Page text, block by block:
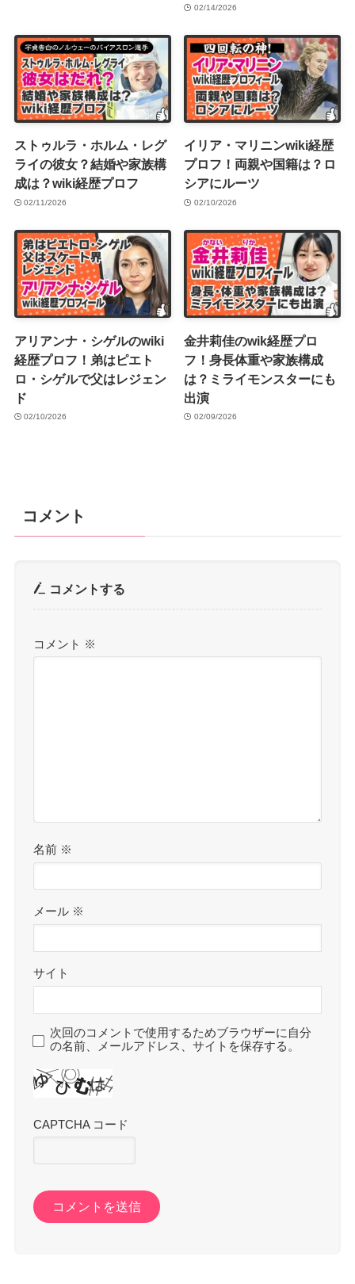
02/14/2026
ストゥルラ・ホルム・レグ
ライの彼女？結婚や家族構
成は？wiki経歴プロフ
02/11/2026
イリア・マリニンwiki経歴
プロフ！両親や国籍は？ロ
シアにルーツ
02/10/2026
アリアンナ・シゲルのwiki
経歴プロフ！弟はピエト
ロ・シゲルで父はレジェン
ド
02/10/2026
金井莉佳のwik経歴プロ
フ！身長体重や家族構成
は？ミライモンスターにも
出演
02/09/2026
コメント
コメントする
コメント ※
名前 ※
メール ※
サイト
次回のコメントで使用するためブラウザーに自分
の名前、メールアドレス、サイトを保存する。
CAPTCHA コード